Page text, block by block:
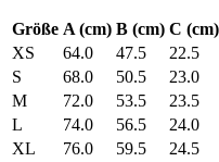
Größe A (cm) B (cm) C (cm)
XS
64.0 47.5
22.5
S
68.0 50.5
23.0
M
72.0 53.5
23.5
L
74.0 56.5
24.0
XL
76.0 59.5
24.5